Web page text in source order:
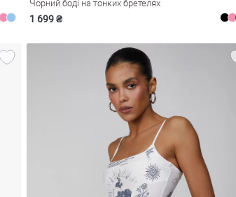
Чорний боді на тонких бретелях
1 699 ₴